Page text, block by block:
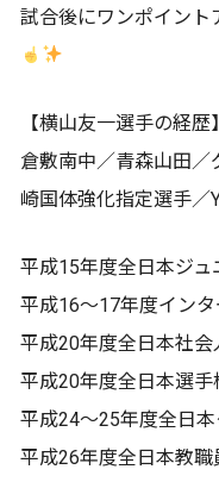
試合後にワンポイント
【横山友一選手の経歴】
倉敷南中／青森山田
崎国体強化指定選手／
平成15年度全日本ジ
平成16～17年度イン
平成20年度全日本社
平成20年度全日本選
平成24～25年度全日
平成26年度全日本教